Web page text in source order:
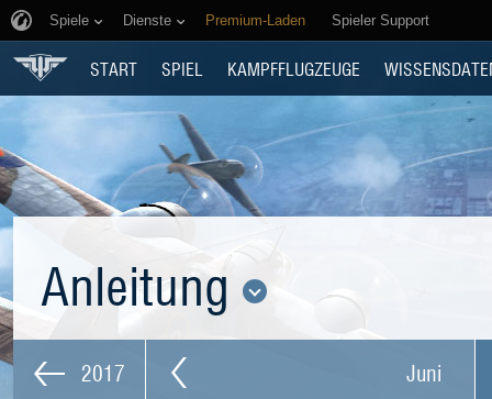
Spiele Dienste Premium-Laden Spieler Support
START SPIEL KAMPFFLUGZEUGE
Anleitung
2017 Juni